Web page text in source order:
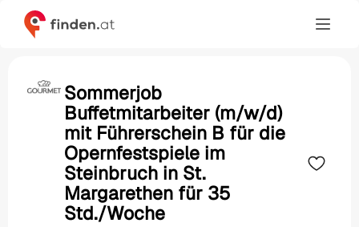
Sommerjob
Buffetmitarbeiter (m/w/d)
mit Führerschein B für die
Opernfestspiele im
Steinbruch in St.
Margarethen für 35
Std./Woche